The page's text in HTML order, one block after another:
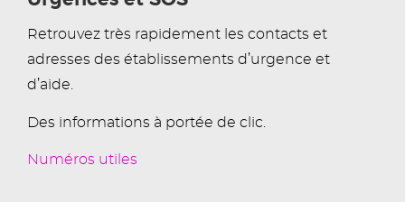
Retrouvez très rapidement les contacts et
adresses des établissements d’urgence et
d’aide.
Des informations à portée de clic.
Numéros utiles